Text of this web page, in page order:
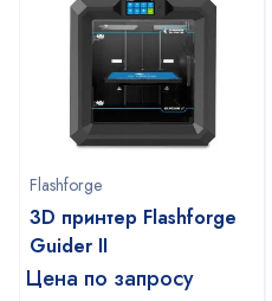
Flashforge
3D принтер Flashforge
Guider II
Цена по запросу